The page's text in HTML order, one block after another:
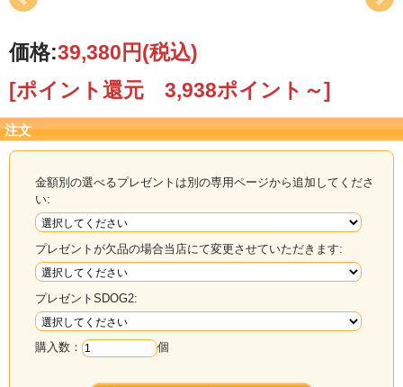
価格:39,380円(税込)
[ポイント還元 3,938ポイント～]
注文
金額別の選べるプレゼントは別の専用ページから追加してくださ
い:
プレゼントが欠品の場合当店にて変更させていただきます:
プレゼントSDOG2:
購入数： 個